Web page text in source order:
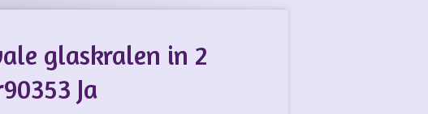
glaskralen in 2
Ja